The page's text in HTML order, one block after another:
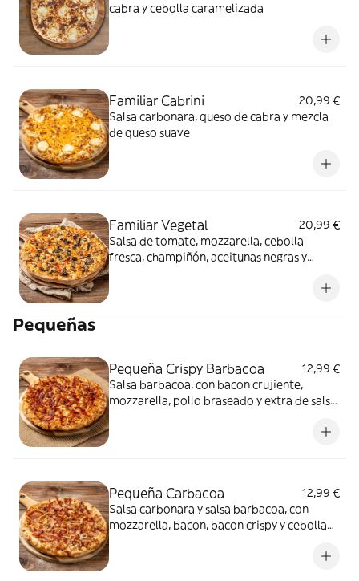
cabra y cebolla caramelizada
Familiar Cabrini
20,99 €
Salsa carbonara, queso de cabra y mezcla
de queso suave
Familiar Vegetal
20,99 €
Salsa de tomate, mozzarella, cebolla
fresca, champiñón, aceitunas negras y
Pequeñas
Pequeña Crispy Barbacoa
12,99 €
Salsa barbacoa, con bacon crujiente,
mozzarella, pollo braseado y extra de salsa
Pequeña Carbacoa
12,99 €
Salsa carbonara y salsa barbacoa, con
mozzarella, bacon, bacon crispy y cebolla